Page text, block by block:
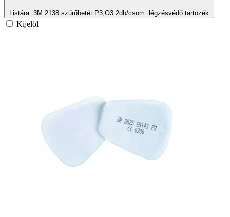
Listára: 3M 2138 szűrőbetét P3,O3 2db/csom. légzésvédő tartozék
Kijelöl